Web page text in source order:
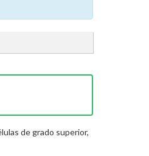
de grado superior,